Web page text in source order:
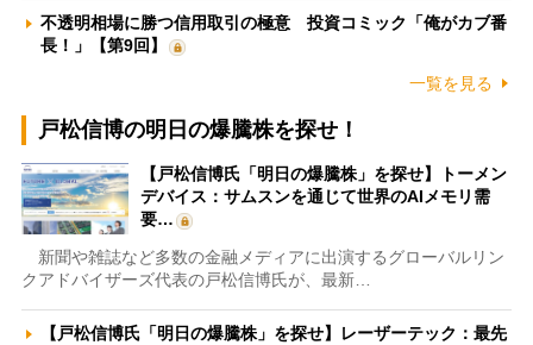
不透明相場に勝つ信用取引の極意 投資コミック「俺がカブ番
長！」【第9回】
一覧を見る
戸松信博の明日の爆騰株を探せ！
【戸松信博氏「明日の爆騰株」を探せ】トーメン
デバイス：サムスンを通じて世界のAIメモリ需
要…
新聞や雑誌など多数の金融メディアに出演するグローバルリン
クアドバイザーズ代表の戸松信博氏が、最新…
【戸松信博氏「明日の爆騰株」を探せ】レーザーテック：最先